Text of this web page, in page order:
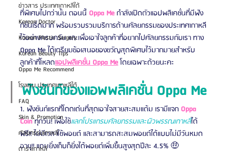
ข่าวสาร ประเทศเกาหลีใต้
Korean Doctor
Korean Plastic Surgery
Korean Beauty Tips
Oppa Me Recommend
โรงแรม ประเทศเกาหลีใต้
FAQ
Skin & Promotion
ศัลยกรรมเกาหลี
ดาราเกาหลี
ที่พิเศษไปกว่านั้น ตอนนี้ Oppa Me กำลังเปิดตัวแอปพลิเคชั่นที่มีฟัง
ก์ชั่นเริ่ดมาก พร้อมรวบรวมบริการด้านศัลยกรรมของประเทศเกาหลี
ไว้อย่างครบครัน และเพื่อเอาใจลูกค้าที่อยากไปศัลยกรรมกับเรา ทาง
Oppa Me ได้เตรียมข้อเสนอของขวัญสุดพิเศษไว้มากมายสำหรับ
ลูกค้าที่โหลดแอปพลิเคชั่น Oppa Me โดยเฉพาะด้วยนะคะ
ฟังชันก์ของแอพพลิเคชั่น Oppa Me
1. ฟังชันก์แรกที่โดดเด่นที่สุดเอาใจสายสะสมแต้ม เรามีแจก Oppa
Coin ทุกวัน! เพื่อใช้แลกโปรแกรมศัลยกรรมและผิวพรรณเกาหลีได้
ฟรี!! ไม่มีเวลาใช้พอยต์ และสามารถสะสมพอยต์ได้แบบไม่มีวันหมด
อายุ!! แถมยิ่งเก็บก็ยิ่งได้พอยต์เพิ่มขึ้นสูงสุดปีละ 4.5% 🤑